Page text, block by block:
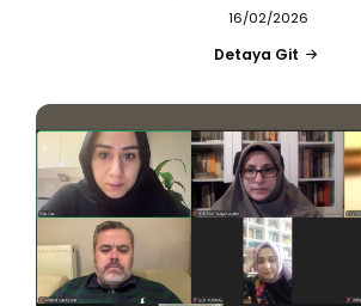
16/02/2026
Detaya Git